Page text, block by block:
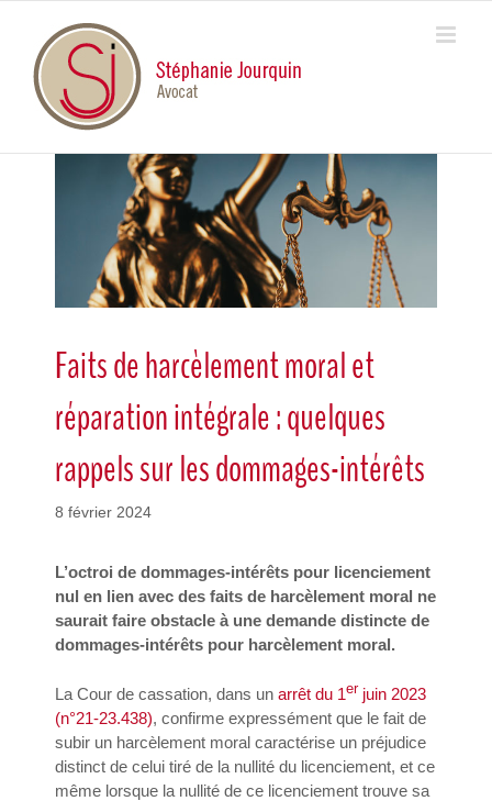
content
Faits de harcèlement moral et
réparation intégrale : quelques
rappels sur les dommages-intérêts
8 février 2024
L’octroi de dommages-intérêts pour licenciement
nul en lien avec des faits de harcèlement moral ne
saurait faire obstacle à une demande distincte de
dommages-intérêts pour harcèlement moral.
La Cour de cassation, dans un arrêt du 1er juin 2023
(n°21-23.438), confirme expressément que le fait de
subir un harcèlement moral caractérise un préjudice
distinct de celui tiré de la nullité du licenciement, et ce
même lorsque la nullité de ce licenciement trouve sa